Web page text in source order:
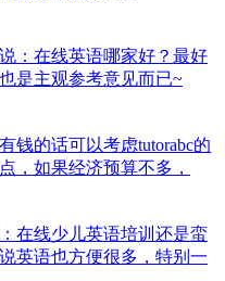
：在线英语哪家好？最好
是主观参考意见而已~
钱的话可以考虑tutorabc的
，如果经济预算不多，
在线少儿英语培训还是蛮
英语也方便很多，特别一